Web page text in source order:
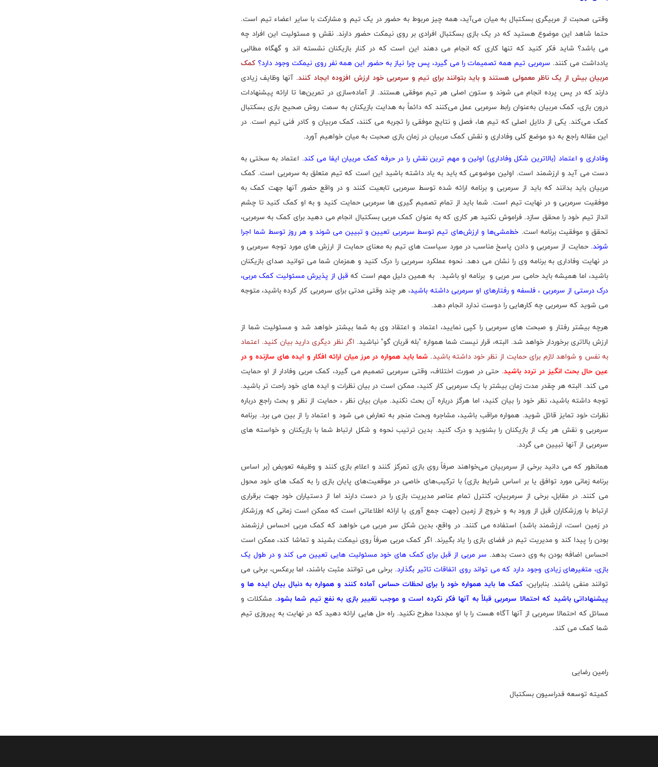
وقتی صحبت از مربیگری بسکتبال به میان می‌آید، همه چیز مربوط به حضور در یک تیم و مشارکت با سایر اعضاء تیم است.
حتما شاهد این موضوع هستید که در یک بازی بسکتبال افرادی بر روی نیمکت حضور دارند. نقش و مسئولیت این افراد چه
می باشد؟ شاید فکر کنید که تنها کاری که انجام می دهند این است که در کنار بازیکنان نشسته اند و گهگاه مطالبی
یادداشت می کنند. سرمربی تیم همه تصمیمات را می گیرد، پس چرا نیاز به حضور این همه نفر روی نیمکت وجود دارد؟ کمک
مربیان بیش از یک ناظر معمولی هستند و باید بتوانند برای تیم و سرمربی خود ارزش افزوده ایجاد کنند. آنها وظایف زیادی
دارند که در پس پرده انجام می شوند و ستون اصلی هر تیم موفقی هستند. از آماده‌سازی در تمرین‌ها تا ارائه پیشنهادات
درون بازی، کمک مربیان به‌عنوان رابط سرمربی عمل می‌کنند که دائماً به هدایت بازیکنان به سمت روش صحیح بازی بسکتبال
کمک می‌کند. یکی از دلایل اصلی که تیم ها، فصل و نتایج موفقی را تجربه می کنند، کمک مربیان و کادر فنی تیم است. در
این مقاله راجع به دو موضع کلی وفاداری و نقش کمک مربیان در زمان بازی صحبت به میان خواهیم آورد.
وفاداری و اعتماد (بالاترین شکل وفاداری) اولین و مهم ترین نقش را در حرفه کمک مربیان ایفا می کند. اعتماد به سختی به
دست می آید و ارزشمند است. اولین موضوعی که باید به یاد داشته باشید این است که تیم متعلق به سرمربی است. کمک
مربیان باید بدانند که باید از سرمربی و برنامه ارائه شده توسط سرمربی تابعیت کنند و در واقع حضور آنها جهت کمک به
موفقیت سرمربی و در نهایت تیم است. شما باید از تمام تصمیم گیری ها سرمربی حمایت کنید و به او کمک کنید تا چشم
انداز تیم خود را محقق سازد. فراموش نکنید هر کاری که به عنوان کمک مربی بسکتبال انجام می دهید برای کمک به سرمربی،
تحقق و موفقیت برنامه است. خط‌مشی‌ها و ارزش‌های تیم توسط سرمربی تعیین و تبیین می شوند و هر روز توسط شما اجرا
شوند. حمایت از سرمربی و دادن پاسخ مناسب در مورد سیاست های تیم به معنای حمایت از ارزش های مورد توجه سرمربی و
در نهایت وفاداری به برنامه وی را نشان می دهد. نحوه عملکرد سرمربی را درک کنید و همزمان شما می توانید صدای بازیکنان
باشید، اما همیشه باید حامی سر مربی و برنامه او باشید. به همین دلیل مهم است کهقبل از پذیرش مسئولیت کمک مربی،
درک درستی از سرمربی ، فلسفه و رفتارهای او سرمربی داشته باشید، هر چند وقتی مدتی برای سرمربی کار کرده باشید، متوجه
می شوید که سرمربی چه کارهایی را دوست ندارد انجام دهد.
هرچه بیشتر رفتار و صبحت های سرمربی را کپی نمایید، اعتماد و اعتقاد وی به شما بیشتر خواهد شد و مسئولیت شما از
ارزش بالاتری برخوردار خواهد شد. البته، قرار نیست شما همواره "بله قربان گو" نباشید. اگر نظر دیگری دارید بیان کنید. اعتماد
به نفس و شواهد لازم برای حمایت از نظر خود داشته باشید. شما باید همواره در مرز میان ارائه افکار و ایده های سازنده و در
عین حال بحث انگیز در تردد باشید. حتی در صورت اختلاف، وقتی سرمربی تصمیم می گیرد، کمک مربی وفادار از او حمایت
می کند. البته هر چقدر مدت زمان بیشتر با یک سرمربی کار کنید، ممکن است در بیان نظرات و ایده های خود راحت تر باشید.
توجه داشته باشید، نظر خود را بیان کنید، اما هرگز درباره آن بحث نکنید. میان بیان نظر ، حمایت از نظر و بحث راجع درباره
نظرات خود تمایز قائل شوید. همواره مراقب باشید، مشاجره وبحث منجر به تعارض می شود و اعتماد را از بین می برد. برنامه
سرمربی و نقش هر یک از بازیکنان را بشنوید و درک کنید. بدین ترتیب نحوه و شکل ارتباط شما با بازیکنان و خواسته های
سرمربی از آنها تبیین می گردد.
همانطور که می دانید برخی از سرمربیان می‌خواهند صرفاً روی بازی تمرکز کنند و اعلام بازی کنند و وظیفه تعویض (بر اساس
برنامه زمانی مورد توافق یا بر اساس شرایط بازی) با ترکیب‌های خاصی در موقعیت‌های پایان بازی را به کمک های خود محول
می کنند. در مقابل، برخی از سرمربیان، کنترل تمام عناصر مدیریت بازی را در دست دارند اما از دستیاران خود جهت برقراری
ارتباط با ورزشکاران قبل از ورود به و خروج از زمین (جهت جمع آوری یا ارائه اطلاعاتی است که ممکن است زمانی که ورزشکار
در زمین است، ارزشمند باشد) استفاده می کنند. در واقع، بدین شکل سر مربی می خواهد که کمک مربی احساس ارزشمند
بودن را پیدا کند و مدیریت تیم در فضای بازی را یاد بگیرند. اگر کمک مربی صرفاً روی نیمکت بشیند و تماشا کند، ممکن است
احساس اضافه بودن به وی دست بدهد. سر مربی از قبل برای کمک های خود مسئولیت هایی تعیین می کند و در طول یک
بازی، متغیرهای زیادی وجود دارد که می تواند روی اتفاقات تاثیر بگذارد. برخی می توانند مثبت باشند، اما برعکس، برخی می
توانند منفی باشند. بنابراین، کمک ها باید همواره خود را برای لحظات حساس آماده کنند و همواره به دنبال بیان ایده ها و
پیشنهاداتی باشید که احتمالا سرمربی قبلاً به آنها فکر نکرده است و موجب تغییر بازی به نفع تیم شما بشود. مشکلات و
مسائل که احتمالا سرمربی از آنها آگاه هست را با او مجددا مطرح نکنید. راه حل هایی ارائه دهید که در نهایت به پیروزی تیم
شما کمک می کند.
رامین رضایی
کمیته توسعه فدراسیون بسکتبال